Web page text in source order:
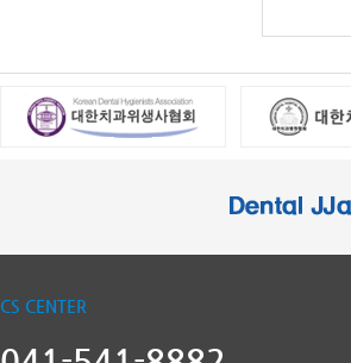
CS CENTER